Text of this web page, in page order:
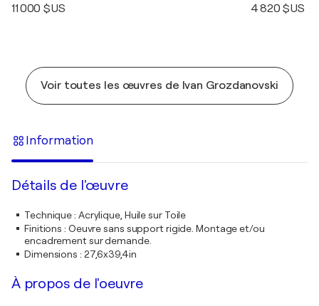
11 000 $US 4 820 $US
Voir toutes les œuvres de Ivan Grozdanovski
Information
Détails de l'œuvre
Technique: Acrylique, Huile sur Toile
Finitions : Oeuvre sans support rigide. Montage et/ou
encadrement sur demande.
Dimensions : 27,6x39,4in
À propos de l'oeuvre